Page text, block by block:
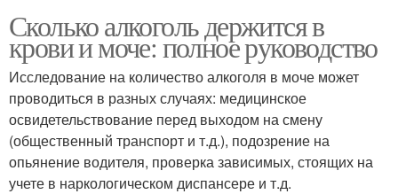
Сколько алкоголь держится в
крови и моче: полное руководство
Исследование на количество алкоголя в моче может
проводиться в разных случаях: медицинское
освидетельствование перед выходом на смену
(общественный транспорт и т.д.), подозрение на
опьянение водителя, проверка зависимых, стоящих на
учете в наркологическом диспансере и т.д.